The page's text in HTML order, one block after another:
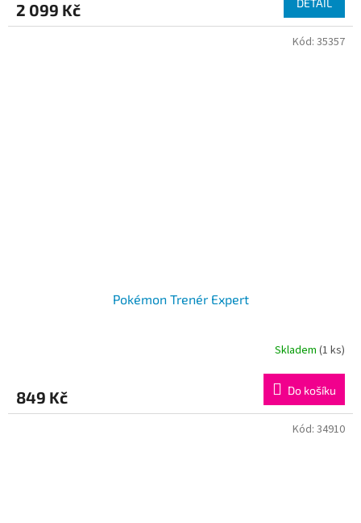
2 099 Kč DETAIL
Pokémon Trenér Expert
Skladem (1 ks)
849 Kč Do košíku
Kód: 35357
Kód: 34910